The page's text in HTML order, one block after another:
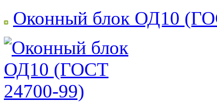
Оконный блок ОД10